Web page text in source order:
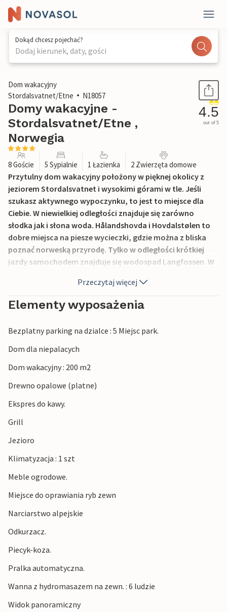
Dokąd chcesz pojechać?
Dodaj kierunek, daty, gości
1 / 30
Dom wakacyjny
Stordalsvatnet/Etne
N18057
Domy wakacyjne -
Stordalsvatnet/Etne ,
Norwegia
4.5
out of 5
8 Goście 5 Sypialnie 1 Łazienka 2 Zwierzęta domowe
Przytulny dom wakacyjny położony w pięknej okolicy z
jeziorem Stordalsvatnet i wysokimi górami w tle. Jeśli
szukasz aktywnego wypoczynku, to jest to miejsce dla
Ciebie. W niewielkiej odległości znajduje się zarówno
słodka jak i słona woda. Hålandshovda i Hovdalstølen to
dobre miejsca na piesze wycieczki, gdzie można z bliska
poznać norweską przyrodę. Tylko w odległości krótkiej
jazdy samochodem znajduje się wodospad Langfossen. W
Turystyczne w tym regionie, aby doświadczyć
wdzięcznego krajobrazu zachodniej Norwegii. Odwiedź
również znany wychodek skalny Trolltunga.
Przeczytaj więcej
Elementy wyposażenia
Bezplatny parking na dzialce : 5 Miejsc park.
Dom dla niepalacych
Dom wakacyjny : 200 m2
Drewno opalowe (platne)
Ekspres do kawy.
Grill
Jezioro
Klimatyzacja : 1 szt
Meble ogrodowe.
Miejsce do oprawiania ryb zewn
Narciarstwo alpejskie
Odkurzacz.
Piecyk-koza.
Pralka automatyczna.
Wanna z hydromasazem na zewn. : 6 ludzie
Widok panoramiczny